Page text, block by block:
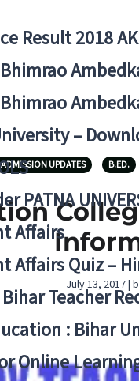
Result 2018
–
PATNA
Affairs
Affairs Quiz –
Bihar Teacher
: Bihar
Online
ADMISSION UPDATES B.ED.
July 13, 2017 |